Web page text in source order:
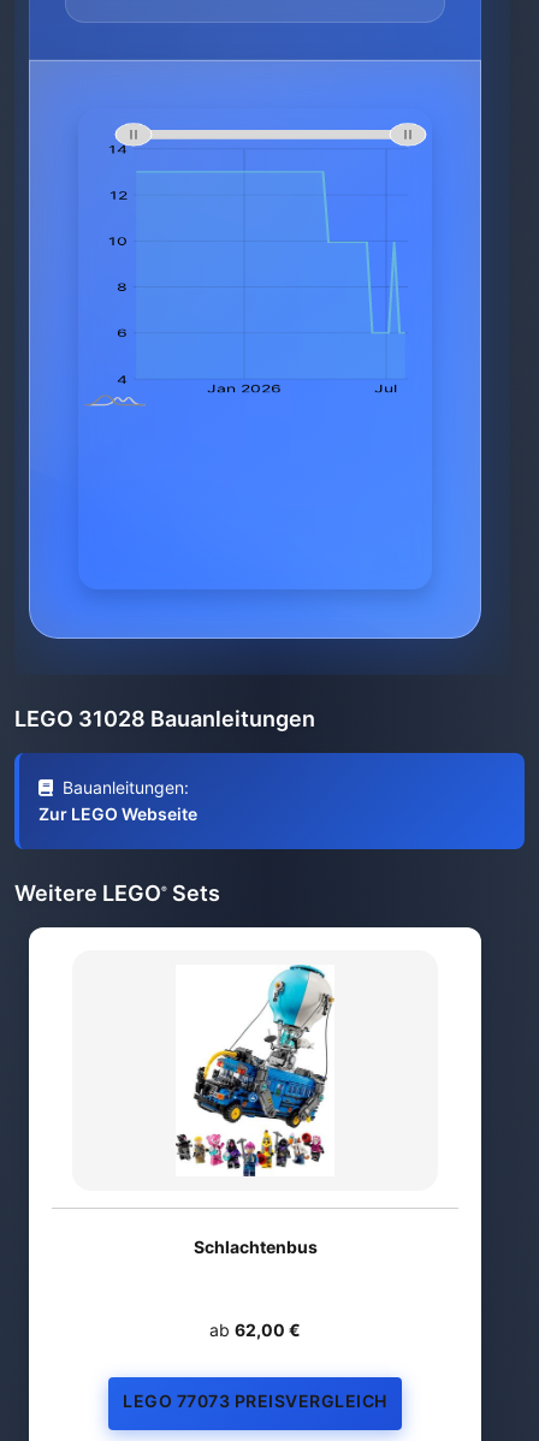
LEGO 31028 Bauanleitungen
Bauanleitungen:
Zur LEGO Webseite
Weitere LEGO® Sets
Schlachtenbus
ab 62,00 €
LEGO 77073 PREISVERGLEICH